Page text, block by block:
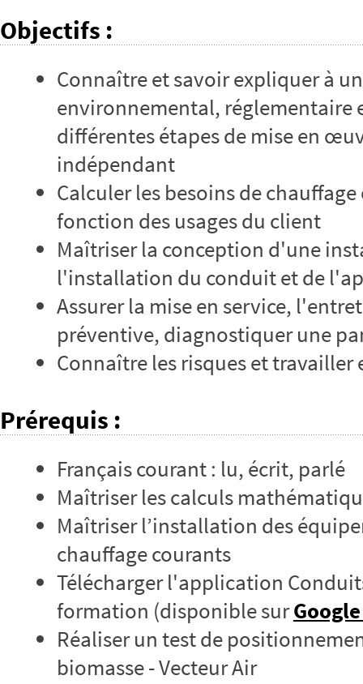
Objectifs :
Connaître et savoir expliquer à
environnemental, réglementaire
différentes étapes de mise en
indépendant
Calculer les besoins de
fonction des usages du client
Maîtriser la conception d'une
l'installation du conduit et de
Assurer la mise en service,
préventive, diagnostiquer une
Connaître les risques et travailler
Prérequis :
Français courant : lu, écrit, parlé
Maîtriser les calculs
Maîtriser l’installation des
chauffage courants
Télécharger l'application
formation (disponible sur
Réaliser un test de
biomasse - Vecteur Air